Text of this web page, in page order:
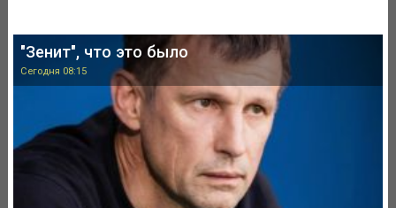
"Зенит", что это было
Сегодня 08:15